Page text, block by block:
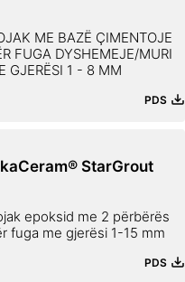
ME BAZË ÇIMENTOJE
FUGA DYSHEMEJE/MURI
GJERËSI 1 - 8 MM
PDS
StarGrout
epoksid me 2 përbërës
fuga me gjerësi 1-15 mm
PDS